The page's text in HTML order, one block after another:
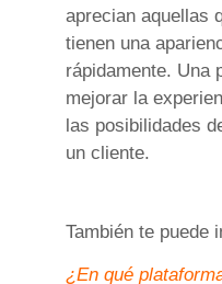
aprecian aquellas
tienen una
rápidamente. Una
mejorar la
las posibilidades
un cliente.
También te puede
¿En qué